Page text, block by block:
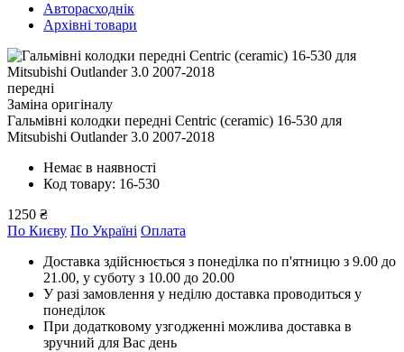
Авторасходнік
Архівні товари
передні
Заміна оригіналу
Гальмівні колодки передні Centric (ceramic) 16-530 для
Mitsubishi Outlander 3.0 2007-2018
Немає в наявності
Код товару: 16-530
1250 ₴
По Києву По Україні Оплата
Доставка здійснюється з понеділка по п'ятницю з 9.00 до
21.00, у суботу з 10.00 до 20.00
У разі замовлення у неділю доставка проводиться у
понеділок
При додатковому узгодженні можлива доставка в
зручний для Вас день